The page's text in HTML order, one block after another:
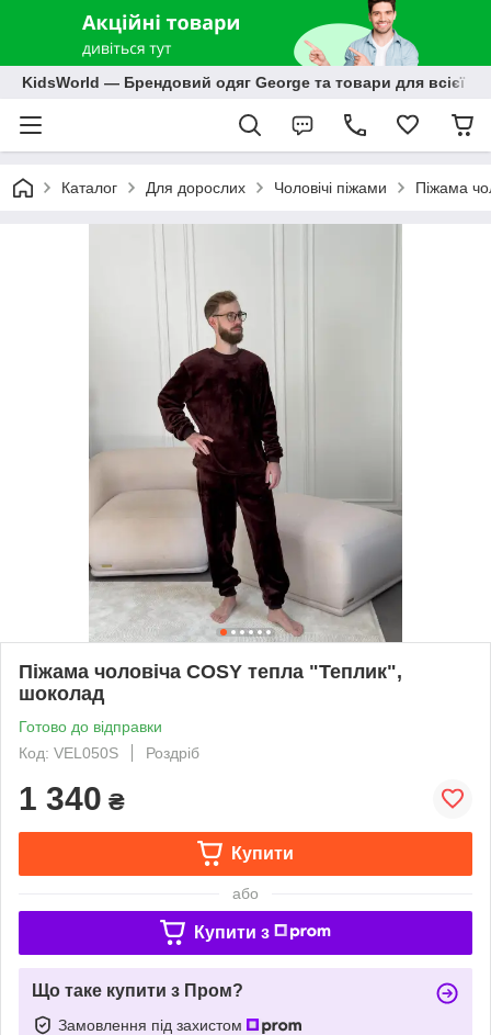
KidsWorld — Брендовий одяг George та товари для всієї
Каталог Для дорослих Чоловічі піжами Піжама
Піжама чоловіча COSY тепла "Теплик",
шоколад
Готово до відправки
Код: VEL050S
Роздріб
1 340 ₴
Купити
або
Купити з
Що таке купити з Пром?
Замовлення під захистом